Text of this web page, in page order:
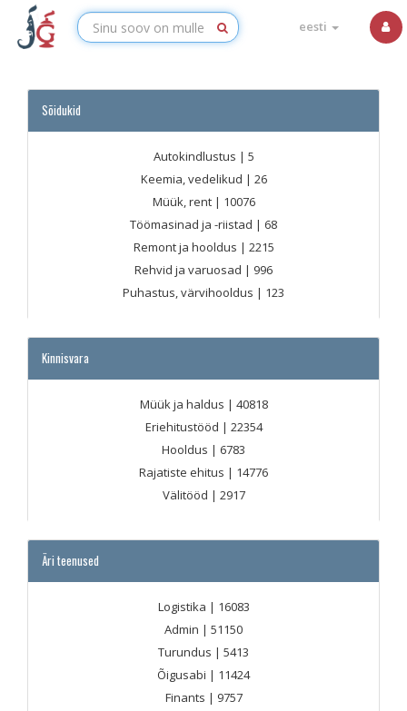
eesti
Sõidukid
Autokindlustus | 5
Keemia, vedelikud | 26
Müük, rent | 10076
Töömasinad ja -riistad | 68
Remont ja hooldus | 2215
Rehvid ja varuosad | 996
Puhastus, värvihooldus | 123
Kinnisvara
Müük ja haldus | 40818
Eriehitustööd | 22354
Hooldus | 6783
Rajatiste ehitus | 14776
Välitööd | 2917
Äri teenused
Logistika | 16083
Admin | 51150
Turundus | 5413
Õigusabi | 11424
Finants | 9757